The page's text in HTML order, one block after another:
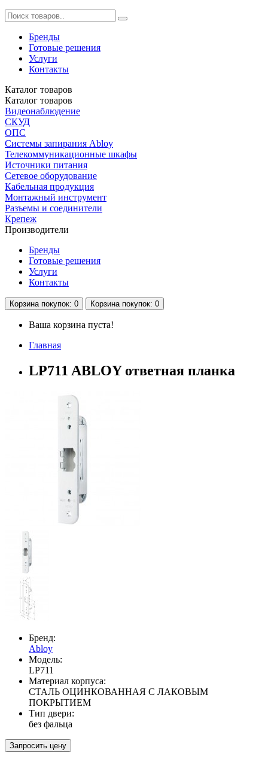
Бренды
Готовые решения
Услуги
Контакты
Каталог товаров
Каталог товаров
Видеонаблюдение
СКУД
ОПС
Системы запирания Abloy
Телекоммуникационные шкафы
Источники питания
Сетевое оборудование
Кабельная продукция
Монтажный инструмент
Разъемы и соединители
Крепеж
Производители
Бренды
Готовые решения
Услуги
Контакты
Корзинапокупок: 0 Корзинапокупок: 0
Ваша корзина пуста!
Главная
LP711 ABLOY ответная планка
Бренд:
Abloy
Модель:
LP711
Материал корпуса:
СТАЛЬ ОЦИНКОВАННАЯ С ЛАКОВЫМ
ПОКРЫТИЕМ
Тип двери:
без фальца
Запросить цену